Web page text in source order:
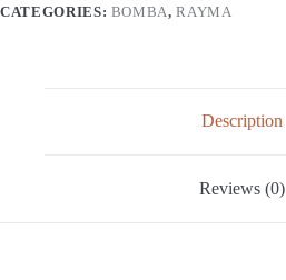
CATEGORIES: BOMBA,RAYMA
Description
Reviews (0)